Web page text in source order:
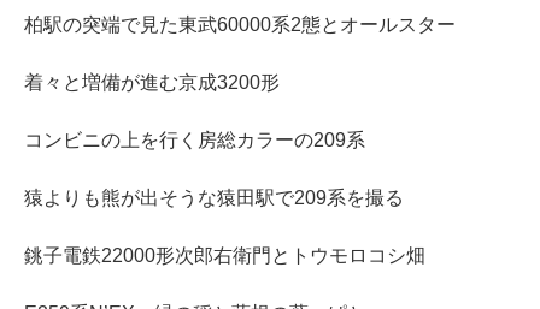
柏駅の突端で見た東武60000系2態とオールスター
着々と増備が進む京成3200形
コンビニの上を行く房総カラーの209系
猿よりも熊が出そうな猿田駅で209系を撮る
銚子電鉄22000形次郎右衛門とトウモロコシ畑